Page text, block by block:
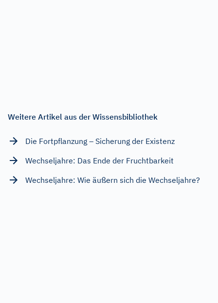
Weitere Artikel aus der Wissensbibliothek
Die Fortpflanzung – Sicherung der Existenz
Wechseljahre: Das Ende der Fruchtbarkeit
Wechseljahre: Wie äußern sich die Wechseljahre?